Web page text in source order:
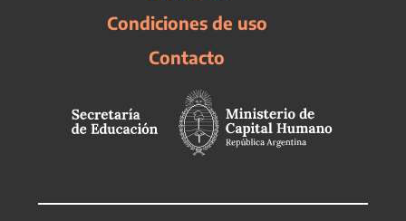
Condiciones de uso
Contacto